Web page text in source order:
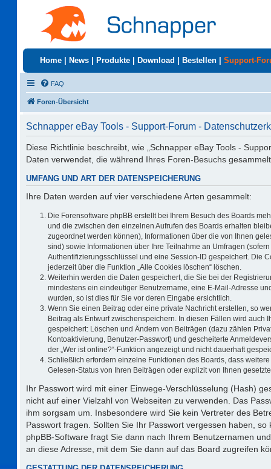
Home News Produkte Download Bestellen Support-
FAQ
Foren-Übersicht
Schnapper eBay Tools - Support-Forum -
Diese Richtlinie beschreibt, wie „Schnapper eBay Tools -
Daten verwendet, die während Ihres Foren-Besuchs
UMFANG UND ART DER DATENSPEICHERUNG
Ihre Daten werden auf vier verschiedene Arten gesammelt:
Die Forensoftware phpBB erstellt bei Ihrem Besuch des Boards
und die zwischen den einzelnen Aufrufen des Boards erhalten
zugeordnet werden können), Informationen über die von Ihnen
sind) sowie Informationen über Ihre Teilnahme an Umfragen
Authentifizierungsschlüssel und eine Session-ID gespeichert. Die
jederzeit über die Funktion „Alle Cookies löschen“ löschen.
Weiterhin werden die Daten gespeichert, die Sie bei der
mindestens ein eindeutiger Benutzername, eine E-Mail-Adresse
wurden, so ist dies für Sie vor deren Eingabe ersichtlich.
Wenn Sie einen Beitrag oder eine private Nachricht erstellen, so
Beitrag als Entwurf zwischenspeichern. In diesen Fällen wird
gespeichert: Löschen und Ändern von Beiträgen (dazu zählen
Kontoaktivierung, Benutzer-Passwort) und gescheiterte
der „Wer ist online?“-Funktion angezeigt und nicht dauerhaft
Schließlich erfordern einzelne Funktionen des Boards, dass
Gelesen-Status von Ihren Beiträgen oder explizit von Ihnen
Ihr Passwort wird mit einer Einwege-Verschlüsselung (Hash)
nicht auf einer Vielzahl von Webseiten zu verwenden. Das
ihm sorgsam um. Insbesondere wird Sie kein Vertreter des
Passwort fragen. Sollten Sie Ihr Passwort vergessen haben,
phpBB-Software fragt Sie dann nach Ihrem Benutzernamen
an diese Adresse, mit dem Sie dann auf das Board zugreifen